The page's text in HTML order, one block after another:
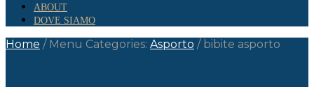
ABOUT
DOVE SIAMO
Home /Menu Categories: Asporto / bibite asporto